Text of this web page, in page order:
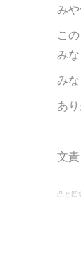
み
こ
み
み
あ
文
凸と凹